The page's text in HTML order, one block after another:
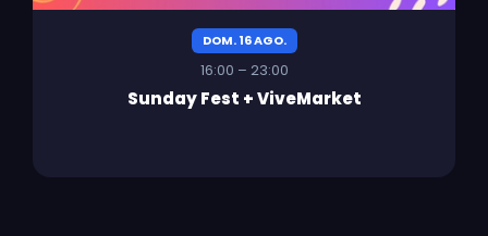
DOM. 16 AGO.
16:00 – 23:00
Sunday Fest + ViveMarket